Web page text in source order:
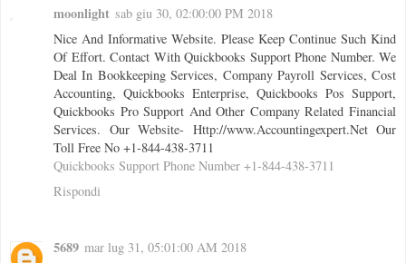
moonlight sab giu 30, 02:00:00 PM 2018
Nice And Informative Website. Please Keep Continue Such Kind
Of Effort. Contact With Quickbooks Support Phone Number. We
Deal In Bookkeeping Services, Company Payroll Services, Cost
Accounting, Quickbooks Enterprise, Quickbooks Pos Support,
Quickbooks Pro Support And Other Company Related Financial
Services. Our Website- Http://www.Accountingexpert.Net Our
Toll Free No +1-844-438-3711
Quickbooks Support Phone Number +1-844-438-3711
Rispondi
5689 mar lug 31, 05:01:00 AM 2018